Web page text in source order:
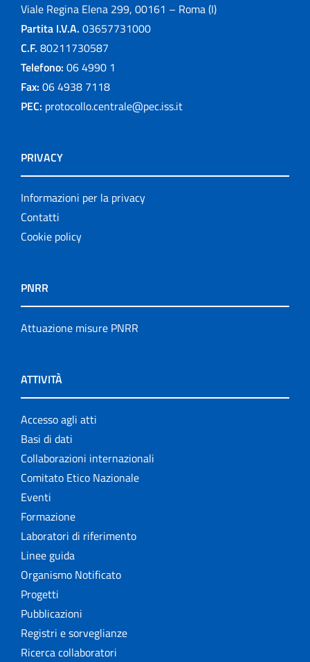
Viale Regina Elena 299, 00161 – Roma (I)
Partita I.V.A. 03657731000
C.F. 80211730587
Telefono: 06 4990 1
Fax: 06 4938 7118
PEC: protocollo.centrale@pec.iss.it
PRIVACY
Informazioni per la privacy
Contatti
Cookie policy
PNRR
Attuazione misure PNRR
ATTIVITÀ
Accesso agli atti
Basi di dati
Collaborazioni internazionali
Comitato Etico Nazionale
Eventi
Formazione
Laboratori di riferimento
Linee guida
Organismo Notificato
Progetti
Pubblicazioni
Registri e sorveglianze
Ricerca collaboratori